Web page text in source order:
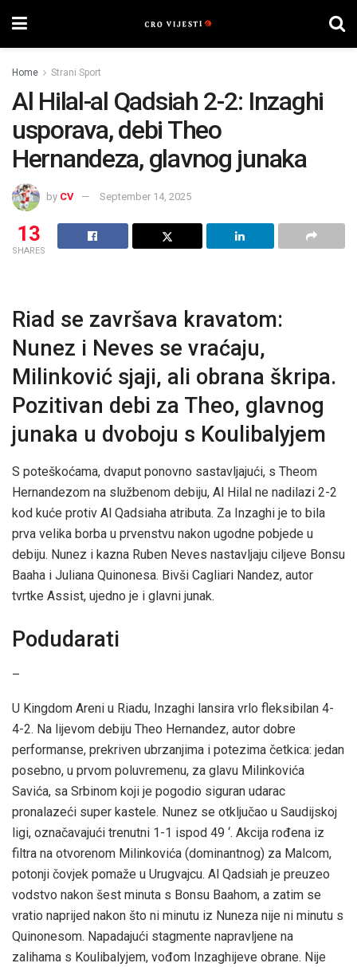
Home Strani Sport
Al Hilal-al Qadsiah 2-2: Inzaghi
usporava, debi Theo
Hernandeza, glavnog junaka
by CV September 14, 2025
13
SHARES
Riad se završava kravatom:
Nunez i Neves se vraćaju,
Milinković sjaji, ali obrana škripa.
Pozitivan debi za Theo, glavnog
junaka u dvoboju s Koulibalyjem
S poteškoćama, dvaput ponovno sastavljajući, s Theom
Hernandezom na službenom debiju, Al Hilal ne nadilazi 2-2
kod kuće protiv Al Qadsiaha atributa. Za Inzaghi je to bila
prva velika borba u prvenstvu nakon ugodne pobjede u
debiju. Nunez i kazna Ruben Neves nastavljaju ciljeve Bonsu
Baaha i Juliana Quinonesa. Bivši Cagliari Nandez, autor
tvrtke Assist, ujedno je i glavni junak.
Podudarati
–
U Kingdom Areni u Riadu, Inzaghi lansira vrlo fleksibilan 4-
4-2. Na lijevom debiju Theo Hernandez, autor dobre
performanse, prekriven ubrzanjima i potezima četkica: jedan
posebno, u prvom poluvremenu, za glavu Milinkovića
Savića, sa Srbinom koji je pogodio siguran udarac
pronalazeći super kastele. Nunez se otključao u Saudijskoj
ligi, označavajući trenutni 1-1 ispod 49 ‘. Akcija rođena iz
filtra na otvorenom Milinkovića (dominantnog) za Malcom,
potonji čovjek pomaže u Urugvajcu. Al Qadsiah je preuzeo
vodstvo nakon šest minuta s Bonsu Baahom, a zatim se
vratio naprijed nakon što ni minutu iz Nuneza nije ni minutu s
Quinonesom. Napadajući stagmente napravljene na
zalihama s Koulibalyjem, vođom Inzaghijeve obrane. Nije